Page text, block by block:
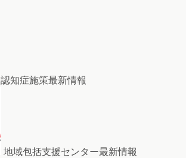
認知症施策最新情報
地域包括支援センター最新情報